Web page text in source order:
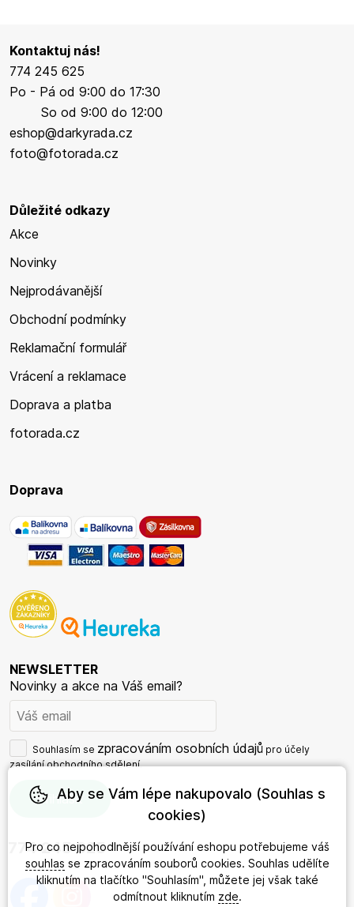
Kontaktuj nás!
774 245 625
Po - Pá od 9:00 do 17:30
So od 9:00 do 12:00
eshop@darkyrada.cz
foto@fotorada.cz
Důležité odkazy
Akce
Novinky
Nejprodávanější
Obchodní podmínky
Reklamační formulář
Vrácení a reklamace
Doprava a platba
fotorada.cz
Doprava
NEWSLETTER
Novinky a akce na Váš email?
Souhlasím se zpracováním osobních údajů pro účely
zasílání obchodního sdělení.
774 245 625
Aby se Vám lépe nakupovalo (Souhlas s
cookies)
Pro co nejpohodlnější používání eshopu potřebujeme váš
souhlas se zpracováním souborů cookies. Souhlas udělíte
kliknutím na tlačítko "Souhlasím", můžete jej však také
odmítnout kliknutím zde.